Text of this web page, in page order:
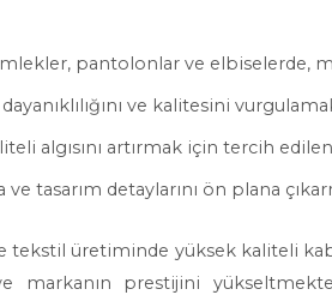
pantolonlar ve elbiselerde,
ve kalitesini
algısını artırmak için tercih
ve tasarım detaylarını ön plana
tekstil üretiminde yüksek kaliteli
markanın prestijini